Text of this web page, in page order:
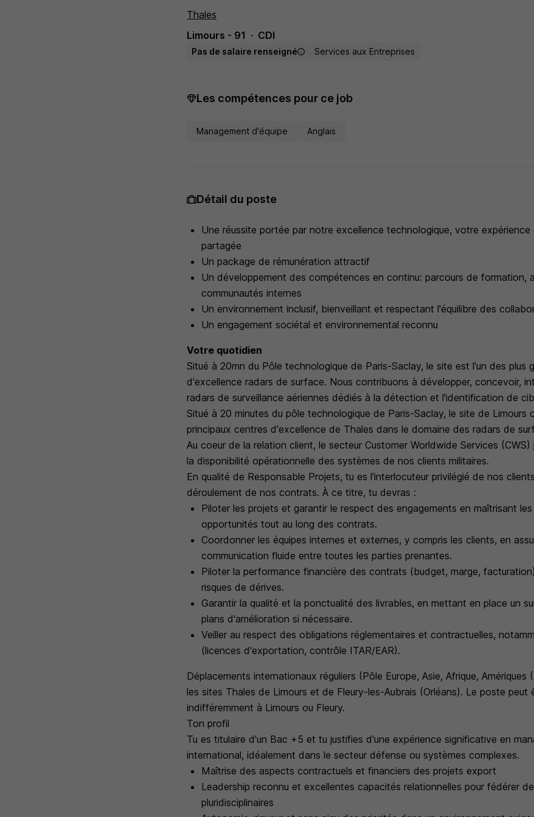
Thales
Limours - 91
CDI
Pas de salaire renseigné Services aux Entreprises
Les compétences pour ce job
Management d'équipe Anglais
Détail du poste
Une réussite portée par notre excellence technologique, votre
partagée
Un package de rémunération attractif
Un développement des compétences en continu: parcours de formation,
communautés internes
Un environnement inclusif, bienveillant et respectant l'équilibre des
Un engagement sociétal et environnemental reconnu
Votre quotidien
Situé à 20mn du Pôle technologique de Paris-Saclay, le site est l'un des plus
d'excellence radars de surface. Nous contribuons à développer, concevoir,
radars de surveillance aériennes dédiés à la détection et l'identification de
Situé à 20 minutes du pôle technologique de Paris-Saclay, le site de Limours
principaux centres d'excellence de Thales dans le domaine des radars de
Au coeur de la relation client, le secteur Customer Worldwide Services
la disponibilité opérationnelle des systèmes de nos clients militaires.
En qualité de Responsable Projets, tu es l'interlocuteur privilégié de nos
déroulement de nos contrats. À ce titre, tu devras :
Piloter les projets et garantir le respect des engagements en maîtrisant les
opportunités tout au long des contrats.
Coordonner les équipes internes et externes, y compris les clients, en
communication fluide entre toutes les parties prenantes.
Piloter la performance financière des contrats (budget, marge,
risques de dérives.
Garantir la qualité et la ponctualité des livrables, en mettant en place un
plans d'amélioration si nécessaire.
Veiller au respect des obligations réglementaires et contractuelles,
(licences d'exportation, contrôle ITAR/EAR).
Déplacements internationaux réguliers (Pôle Europe, Asie, Afrique, Amériques
les sites Thales de Limours et de Fleury-les-Aubrais (Orléans). Le poste peut
indifféremment à Limours ou Fleury.
Ton profil
Tu es titulaire d'un Bac +5 et tu justifies d'une expérience significative en
international, idéalement dans le secteur défense ou systèmes complexes.
Maîtrise des aspects contractuels et financiers des projets export
Leadership reconnu et excellentes capacités relationnelles pour fédérer
pluridisciplinaires